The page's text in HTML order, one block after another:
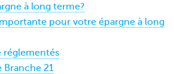
à long terme?
pour votre épargne à long
réglementés
Branche 21